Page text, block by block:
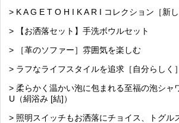
> K A G E T O H I K A R I コレクション［新し
> 【お洒落セット】手洗ボウルセット
> ［革のソファー］雰囲気を楽しむ
> ラフなライフスタイルを追求［自分らしく］
> 柔らかく温かい泡に包まれる至福の泡シャ
U（絹浴み [結]）
> 照明スイッチもお洒落にチョイス、トグル